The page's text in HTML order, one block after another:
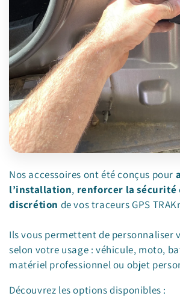
Nos accessoires ont été conçus pour
l’installation, renforcer la sécurité
discrétion de vos traceurs GPS
Ils vous permettent de personnaliser
selon votre usage : véhicule, moto,
matériel professionnel ou objet
Découvrez les options disponibles :